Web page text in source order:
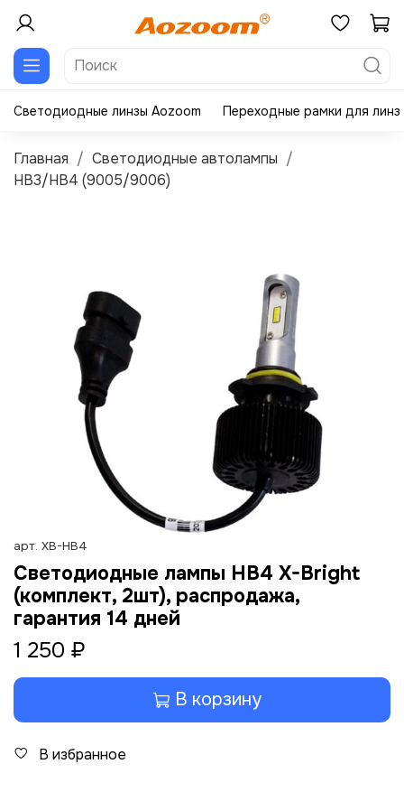
Светодиодные линзы Aozoom Переходные рамки для линз
Главная
Светодиодные автолампы
HB3/HB4 (9005/9006)
арт. XB-HB4
Светодиодные лампы HB4 X-Bright
(комплект, 2шт), распродажа,
гарантия 14 дней
1 250 ₽
В корзину
В избранное